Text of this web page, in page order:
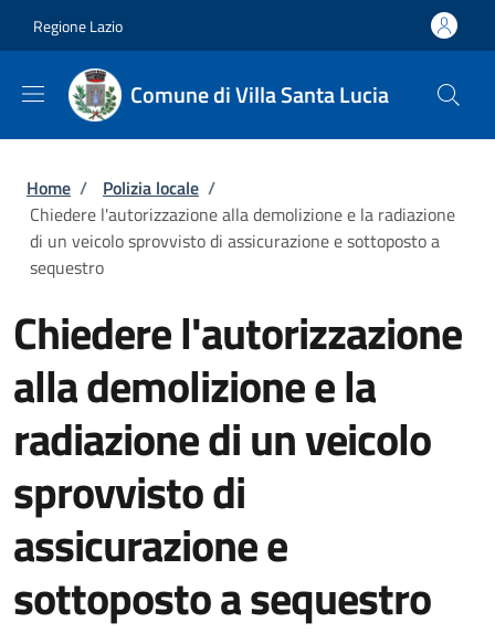
Regione Lazio
Comune di Villa Santa Lucia
Briciole di pane
Home / Polizia locale /
Chiedere l'autorizzazione alla demolizione e la radiazione
di un veicolo sprovvisto di assicurazione e sottoposto a
sequestro
Chiedere l'autorizzazione
alla demolizione e la
radiazione di un veicolo
sprovvisto di
assicurazione e
sottoposto a sequestro